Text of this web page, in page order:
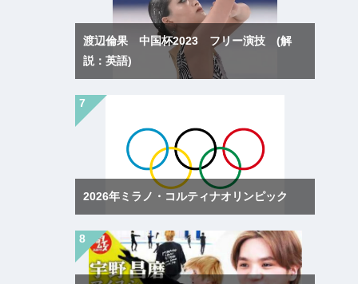
渡辺倫果 中国杯2023 フリー演技 (解
説：英語)
2026年ミラノ・コルティナオリンピック